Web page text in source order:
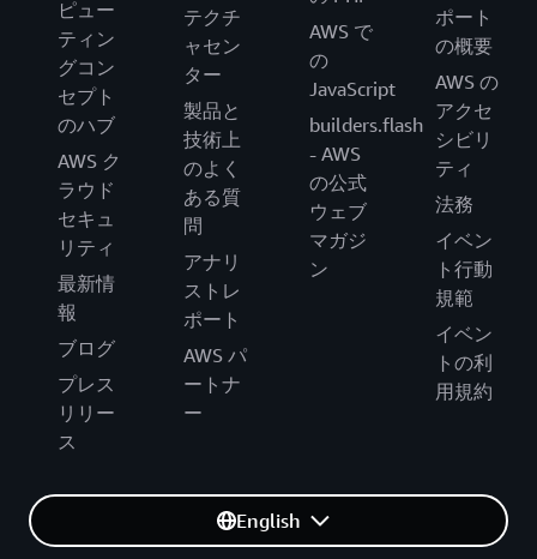
ピュー
ティン
グコン
セプト
のハブ
AWS ク
ラウド
セキュ
リティ
最新情
報
ブログ
プレス
リリー
ス
テクチ
ャセン
ター
製品と
技術上
のよく
ある質
問
アナリ
ストレ
ポート
AWS パ
ートナ
ー
AWS で
の
JavaScript
builders.flash
- AWS
の公式
ウェブ
マガジ
ン
ポート
の概要
AWS の
アクセ
シビリ
ティ
法務
イベン
ト行動
規範
イベン
トの利
用規約
English